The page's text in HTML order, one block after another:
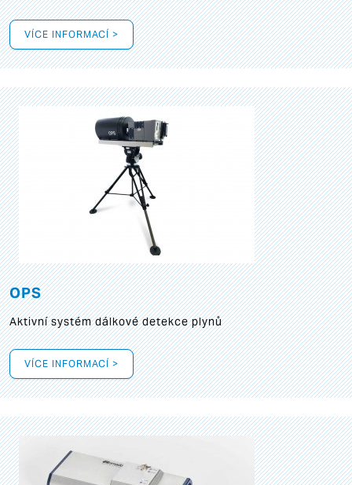
VÍCE INFORMACÍ >
OPS
Aktivní systém dálkové detekce plynů
VÍCE INFORMACÍ >